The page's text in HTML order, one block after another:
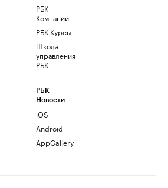
РБК
Компании
РБК Курсы
Школа
управления
РБК
РБК
Новости
iOS
Android
AppGallery